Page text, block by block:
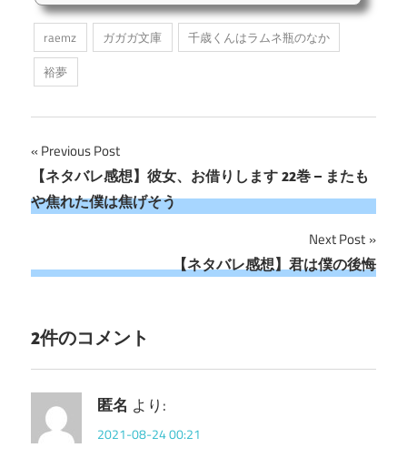
な独白が散りばめられていましたが、まさか5巻の一冊の間にここまで劇
的な展開に陥るなんて全然想像できてなかった。今回も今回で本当に面白
かったし感想としては文句なしに「最高！」の一言に尽きるのですが、4
巻の読後感が爽やかすぎたのに比べると、この5巻の読後感はなんとも末
raemz ガガガ文庫
千歳くんはラムネ瓶のなか
裕夢
投
稿
ビ
ー
シ
ョ
ン
Previous Post
【ネタバレ感想】彼女、お借りします 22巻 – またも
や焦れた僕は焦げそう
Next Post
【ネタバレ感想】君は僕の後悔
2件のコメント
匿名 より:
2021-08-24 00:21